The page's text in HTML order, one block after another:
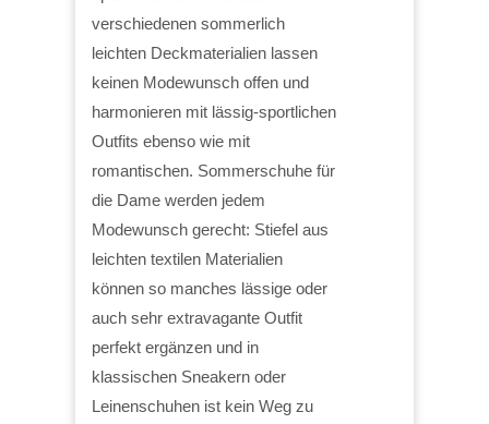
verschiedenen sommerlich
leichten Deckmaterialien lassen
keinen Modewunsch offen und
harmonieren mit lässig-sportlichen
Outfits ebenso wie mit
romantischen. Sommerschuhe für
die Dame werden jedem
Modewunsch gerecht: Stiefel aus
leichten textilen Materialien
können so manches lässige oder
auch sehr extravagante Outfit
perfekt ergänzen und in
klassischen Sneakern oder
Leinenschuhen ist kein Weg zu